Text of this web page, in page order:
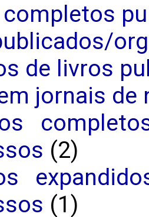
de livros
jornais
(2)
(1)